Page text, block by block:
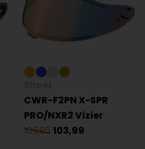
CWR-F2PN X-SPR
PRO/NXR2 Vizier
109,95 103,99